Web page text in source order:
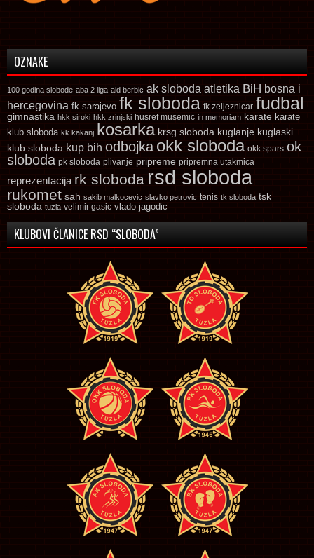
OZNAKE
100 godina slobode aba 2 liga aid berbic ak sloboda atletika BiH bosna i
hercegovina fk sarajevo fk sloboda fk zeljeznicar fudbal
gimnastika hkk siroki hkk zrinjski husref musemic in memoriam karate karate
klub sloboda kk kakanj kosarka krsg sloboda kuglanje kuglaski
klub sloboda kup bih odbojka okk sloboda okk spars ok
sloboda pk sloboda plivanje pripreme pripremna utakmica
reprezentacija rk sloboda rsd sloboda
rukomet sah sakib malkocevic slavko petrovic tenis tk sloboda tsk
sloboda tuzla velimir gasic vlado jagodic
KLUBOVI ČLANICE RSD “SLOBODA”